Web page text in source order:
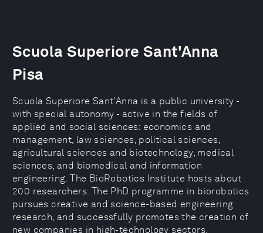
Scuola Superiore Sant'Anna
Pisa
Scuola Superiore Sant'Anna is a public university -
with special autonomy - active in the fields of
applied and social sciences: economics and
management, law sciences, political sciences,
agricultural sciences and biotechnology, medical
sciences, and biomedical and information
engineering. The BioRobotics Institute hosts about
200 researchers. The PhD programme in biorobotics
pursues creative and science-based engineering
research, and successfully promotes the creation of
new companies in high-technology sectors.